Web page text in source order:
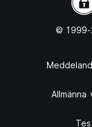
© 1999-
Allmänna